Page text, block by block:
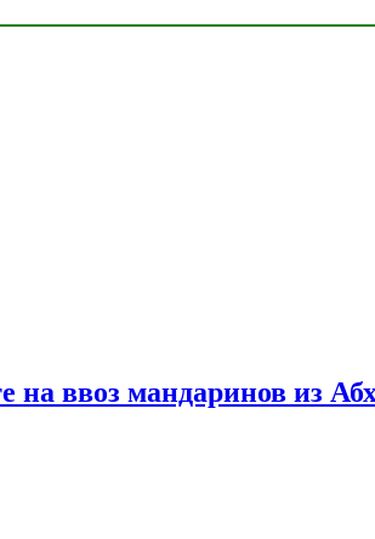
на ввоз мандаринов из